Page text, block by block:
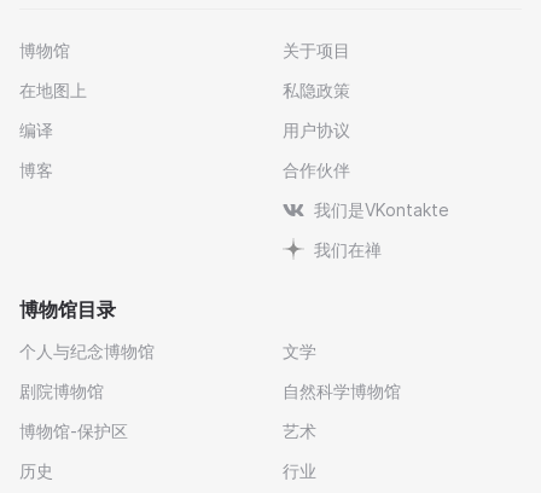
博物馆
在地图上
编译
博客
关于项目
私隐政策
用户协议
合作伙伴
我们是VKontakte
我们在禅
博物馆目录
个人与纪念博物馆
剧院博物馆
博物馆-保护区
历史
文学
自然科学博物馆
艺术
行业